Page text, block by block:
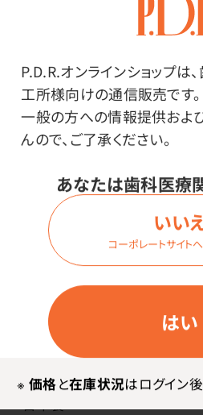
P.D.R.オンラインショップは
工所様向けの通信販売です。
一般の方への情報提供およ
んので、ご了承ください。
あなたは歯科医療
はい
いい
コーポレートサイト
※ 価格と在庫状況はログイン
コップが、紙に触れた液体を体
様々な検査を受け、適合した紙
分類されます。検査に出さない
液体を体内に取り込むことは
す。（一般的に「うがい用」と呼
その他
●日本製